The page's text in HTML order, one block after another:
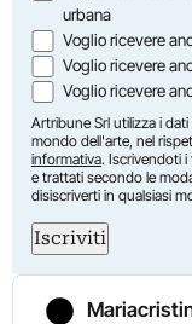
urbana
Voglio ricevere
Voglio ricevere
Voglio ricevere
Artribune Srl utilizza i
mondo dell'arte, nel
informativa. Iscrivendoti
e trattati secondo le
disiscriverti in qualsiasi
Iscriviti